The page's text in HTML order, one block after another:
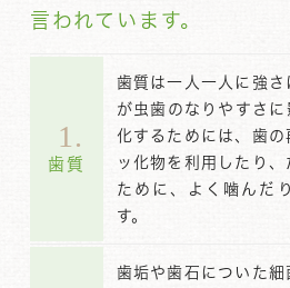
言われています。
1.
歯質
歯質は一人一人に強
が虫歯のなりやすさ
化するためには、歯
ッ化物を利用したり
ために、よく噛んだ
す。
歯垢や歯石についた